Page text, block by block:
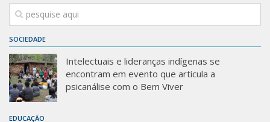
SOCIEDADE
Intelectuais e lideranças indígenas se
encontram em evento que articula a
psicanálise com o Bem Viver
EDUCAÇÃO